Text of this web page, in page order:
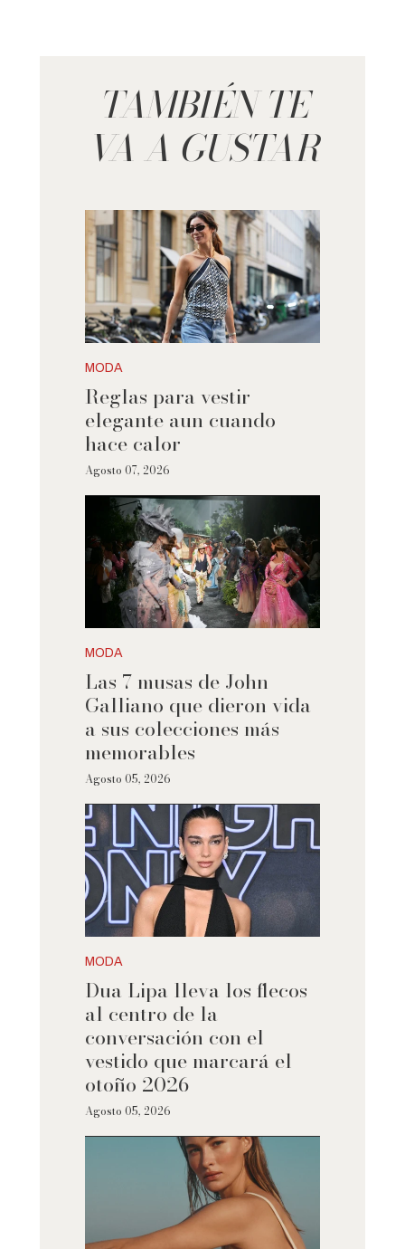
TAMBIÉN TE
VA A GUSTAR
MODA
Reglas para vestir
elegante aun cuando
hace calor
Agosto 07, 2026
MODA
Las 7 musas de John
Galliano que dieron vida
a sus colecciones más
memorables
Agosto 05, 2026
MODA
Dua Lipa lleva los flecos
al centro de la
conversación con el
vestido que marcará el
otoño 2026
Agosto 05, 2026